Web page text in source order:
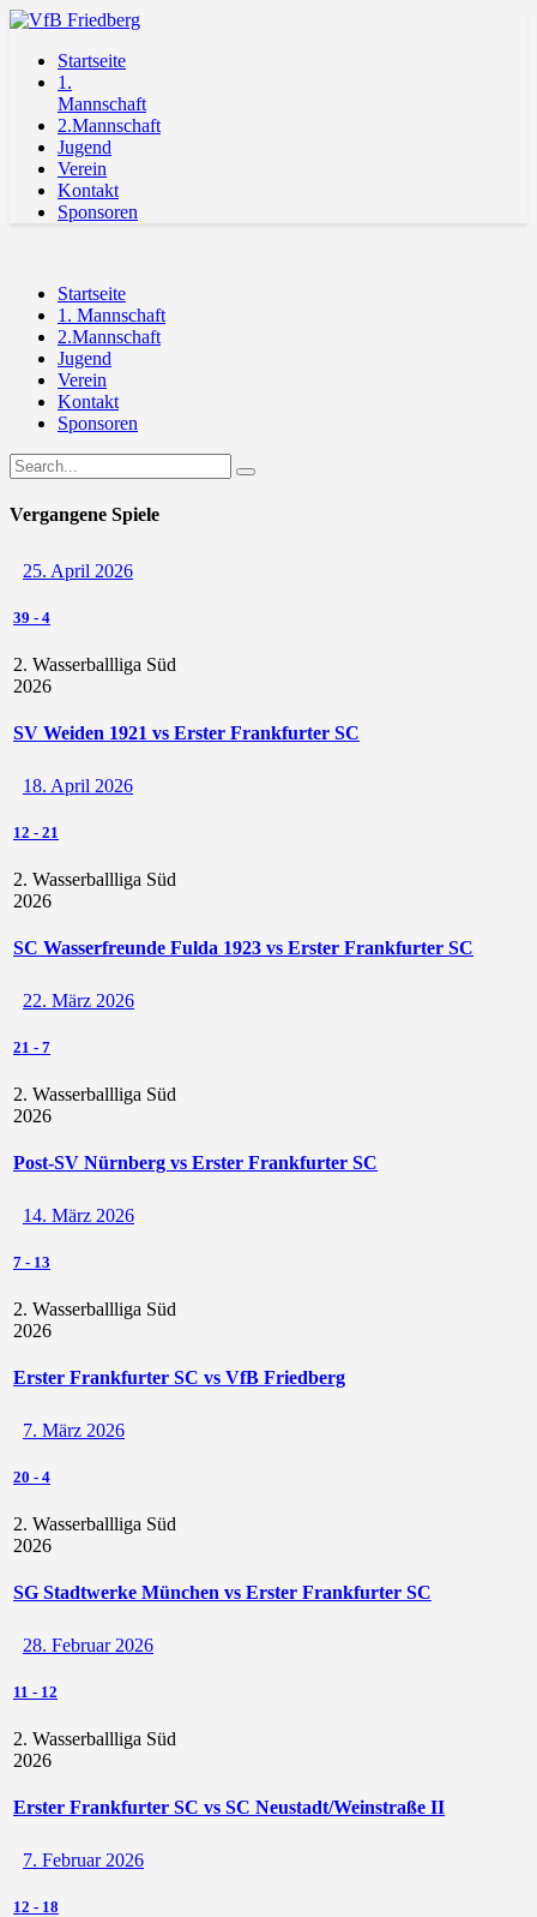
Startseite
1.
Mannschaft
2.Mannschaft
Jugend
Verein
Kontakt
Sponsoren
Startseite
1. Mannschaft
2.Mannschaft
Jugend
Verein
Kontakt
Sponsoren
Vergangene Spiele
25. April 2026
39 - 4
2. Wasserballliga Süd
2026
SV Weiden 1921 vs Erster Frankfurter SC
18. April 2026
12 - 21
2. Wasserballliga Süd
2026
SC Wasserfreunde Fulda 1923 vs Erster Frankfurter SC
22. März 2026
21 - 7
2. Wasserballliga Süd
2026
Post-SV Nürnberg vs Erster Frankfurter SC
14. März 2026
7 - 13
2. Wasserballliga Süd
2026
Erster Frankfurter SC vs VfB Friedberg
7. März 2026
20 - 4
2. Wasserballliga Süd
2026
SG Stadtwerke München vs Erster Frankfurter SC
28. Februar 2026
11 - 12
2. Wasserballliga Süd
2026
Erster Frankfurter SC vs SC Neustadt/Weinstraße II
7. Februar 2026
12 - 18